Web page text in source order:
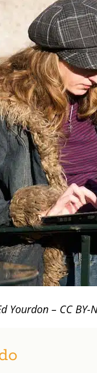
Yourdon – CC BY-